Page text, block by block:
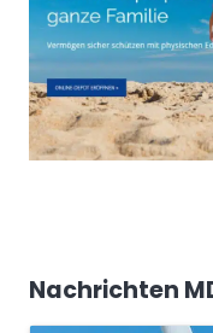
Nachrichten